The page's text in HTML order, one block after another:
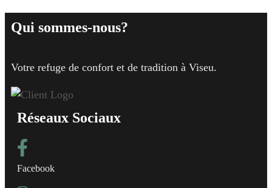
Qui sommes-nous?
Votre refuge de confort et de tradition à Viseu.
Réseaux Sociaux
Facebook